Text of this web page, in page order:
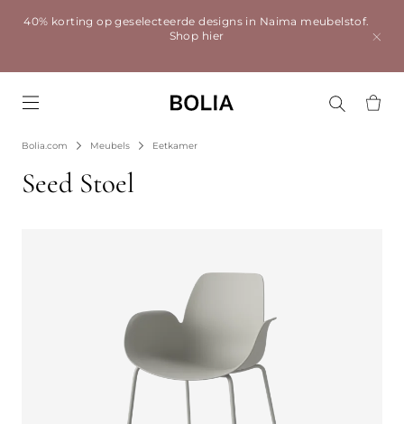
40% korting op geselecteerde designs in Naima meubelstof.
Shop hier
Bolia.com Meubels Eetkamer
Seed Stoel